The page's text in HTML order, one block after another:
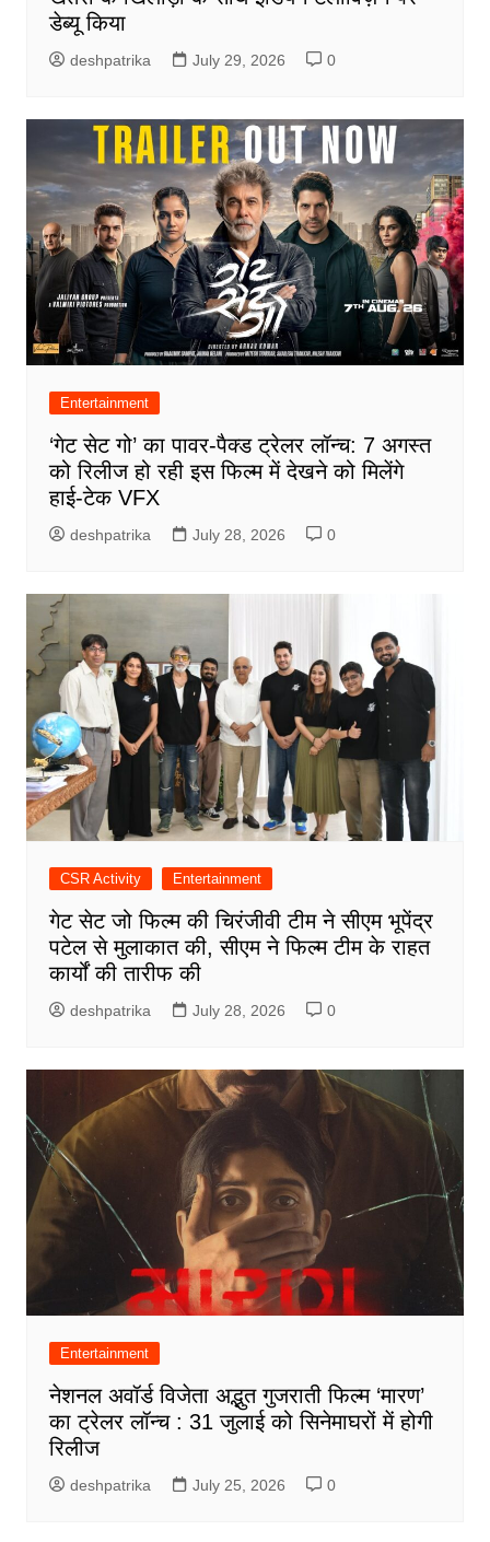
डेब्यू किया
deshpatrika July 29, 2026 0
Entertainment
‘गेट सेट गो’ का पावर-पैक्ड ट्रेलर लॉन्च: 7 अगस्त
को रिलीज हो रही इस फिल्म में देखने को मिलेंगे
हाई-टेक VFX
deshpatrika July 28, 2026 0
CSR Activity Entertainment
गेट सेट जो फिल्म की चिरंजीवी टीम ने सीएम भूपेंद्र
पटेल से मुलाकात की, सीएम ने फिल्म टीम के राहत
कार्यों की तारीफ की
deshpatrika July 28, 2026 0
Entertainment
नेशनल अवॉर्ड विजेता अद्भुत गुजराती फिल्म ‘मारण’
का ट्रेलर लॉन्च : 31 जुलाई को सिनेमाघरों में होगी
रिलीज
deshpatrika July 25, 2026 0